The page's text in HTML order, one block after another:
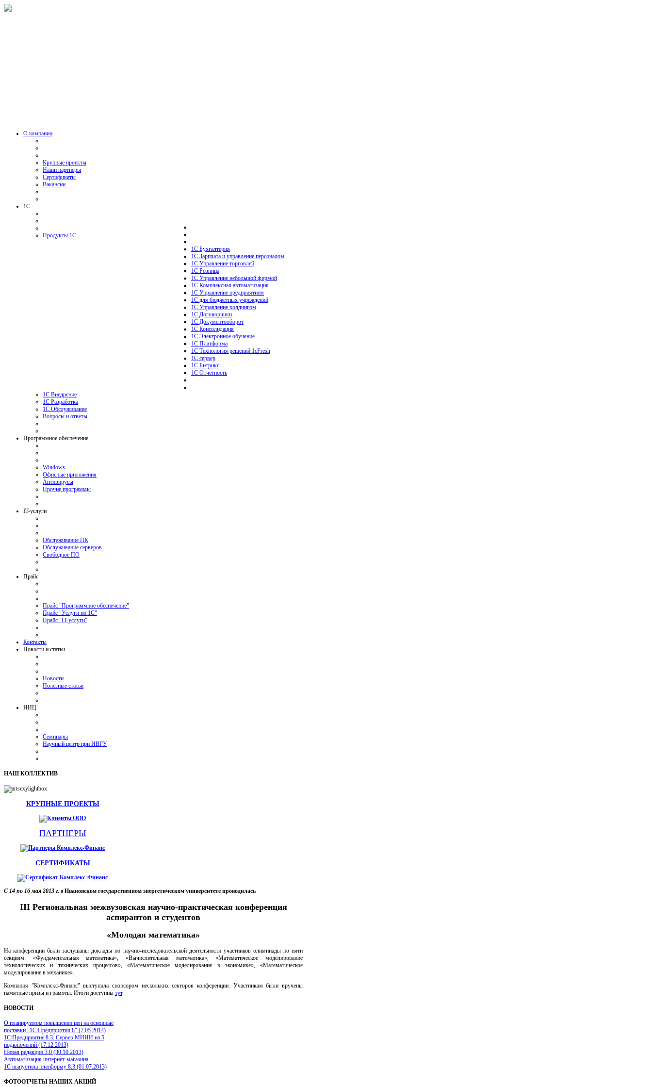
О компании
Крупные проекты
Наши партнеры
Сертификаты
Вакансии
1C
Продукты 1С
1С Бухгалтерия
1С Зарплата и управление персоналом
1С Управление торговлей
1C Розница
1С Управление небольшой фирмой
1С Комплексная автоматизация
1С Управление предприятием
1С для бюджетных учреждений
1С Управление холдингом
1С Договорчики
1С Документооборот
1С Консолидация
1С Электронное обучение
1С Платформа
1С Технология решений 1cFresh
1С сервер
1C Битрикс
1С Отчетность
1С Внедрение
1С Разработка
1С Обслуживание
Вопросы и ответы
Программное обеспечение
Windows
Офисные приложения
Антивирусы
Прочие программы
IT-услуги
Обслуживание ПК
Обслуживание серверов
Свободное ПО
Прайс
Прайс "Программное обеспечение"
Прайс "Услуги по 1С"
Прайс "IT-услуги"
Контакты
Новости и статьи
Новости
Полезные статьи
НИЦ
Семинары
Научный центр при ИВГУ
НАШ КОЛЛЕКТИВ
КРУПНЫЕ ПРОЕКТЫ
ПАРТНЕРЫ
СЕРТИФИКАТЫ
C 14 по 16 мая 2013 г. в Ивановском государственном энергетическом университете проводилась
III Региональная межвузовская научно-практическая конференция
аспирантов и студентов
«Молодая математика»
На конференции были заслушаны доклады по научно-исследовательской деятельности участников олимпиады по пяти
секциям: «Фундаментальная математика», «Вычислительная математика», «Математическое моделирование
технологических и технических процессов», «Математическое моделирование в экономике», «Математическое
моделирование в механике».
Компания "Комплекс-Финанс" выступила спонсором нескольких секторов конференции. Участникам были вручены
памятные призы и грамоты. Итоги доступны тут.
НОВОСТИ
О планируемом повышении цен на основные
поставки "1С:Предприятия 8" (7.05.2014)
1С:Предприятие 8.3. Сервер МИНИ на 5
подключений (17.12.2013)
Новая редакция 3.0 (30.10.2013)
Автоматизация интернет-магазина
1С выпустила платформу 8.3 (01.07.2013)
ФОТООТЧЕТЫ НАШИХ АКЦИЙ